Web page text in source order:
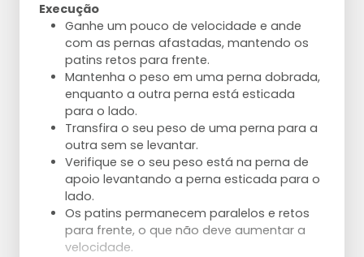
Execução
Ganhe um pouco de velocidade e ande
com as pernas afastadas, mantendo os
patins retos para frente.
Mantenha o peso em uma perna dobrada,
enquanto a outra perna está esticada
para o lado.
Transfira o seu peso de uma perna para a
outra sem se levantar.
Verifique se o seu peso está na perna de
apoio levantando a perna esticada para o
lado.
Os patins permanecem paralelos e retos
para frente, o que não deve aumentar a
velocidade.